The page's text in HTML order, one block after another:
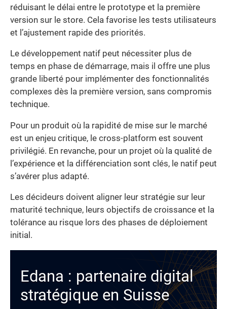
réduisant le délai entre le prototype et la première
version sur le store. Cela favorise les tests utilisateurs
et l’ajustement rapide des priorités.
Le développement natif peut nécessiter plus de
temps en phase de démarrage, mais il offre une plus
grande liberté pour implémenter des fonctionnalités
complexes dès la première version, sans compromis
technique.
Pour un produit où la rapidité de mise sur le marché
est un enjeu critique, le cross-platform est souvent
privilégié. En revanche, pour un projet où la qualité de
l’expérience et la différenciation sont clés, le natif peut
s’avérer plus adapté.
Les décideurs doivent aligner leur stratégie sur leur
maturité technique, leurs objectifs de croissance et la
tolérance au risque lors des phases de déploiement
initial.
Edana : partenaire digital
stratégique en Suisse